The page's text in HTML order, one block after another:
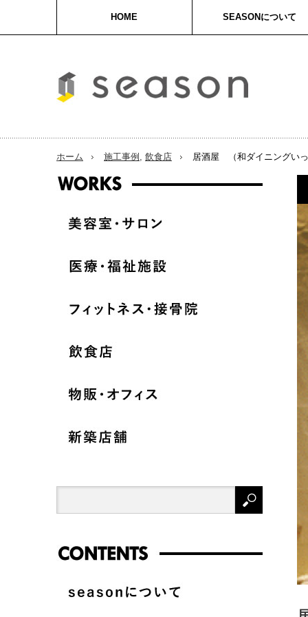
HOME SEASONについて
ホーム 施工事例 , 飲食店 居酒屋 （和ダイニングい